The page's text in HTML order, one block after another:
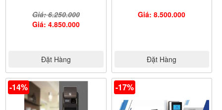
Giá: 6.250.000
Giá: 4.850.000
Đặt Hàng
Giá: 8.500.000
Đặt Hàng
-14% -17%